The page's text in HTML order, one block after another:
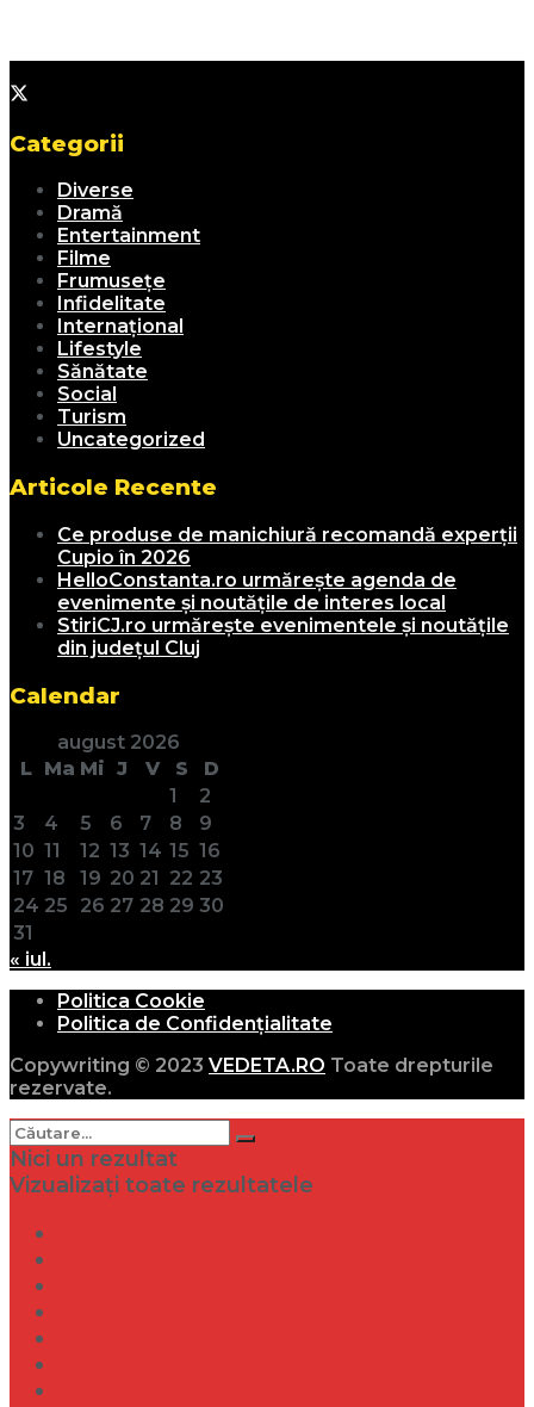
Categorii
Diverse
Dramă
Entertainment
Filme
Frumusețe
Infidelitate
Internațional
Lifestyle
Sănătate
Social
Turism
Uncategorized
Articole Recente
Ce produse de manichiură recomandă experții
Cupio în 2026
HelloConstanta.ro urmărește agenda de
evenimente și noutățile de interes local
StiriCJ.ro urmărește evenimentele și noutățile
din județul Cluj
Calendar
august 2026
L Ma Mi J V S
D
1
2
3
4 5 6 7 8
9
10 11 12 13 14 15 16
17 18 19 20 21 22 23
24 25 26 27 28 29 30
31
« iul.
Politica Cookie
Politica de Confidențialitate
Copywriting © 2023 VEDETA.RO Toate drepturile
rezervate.
Nici un rezultat
Vizualizați toate rezultatele